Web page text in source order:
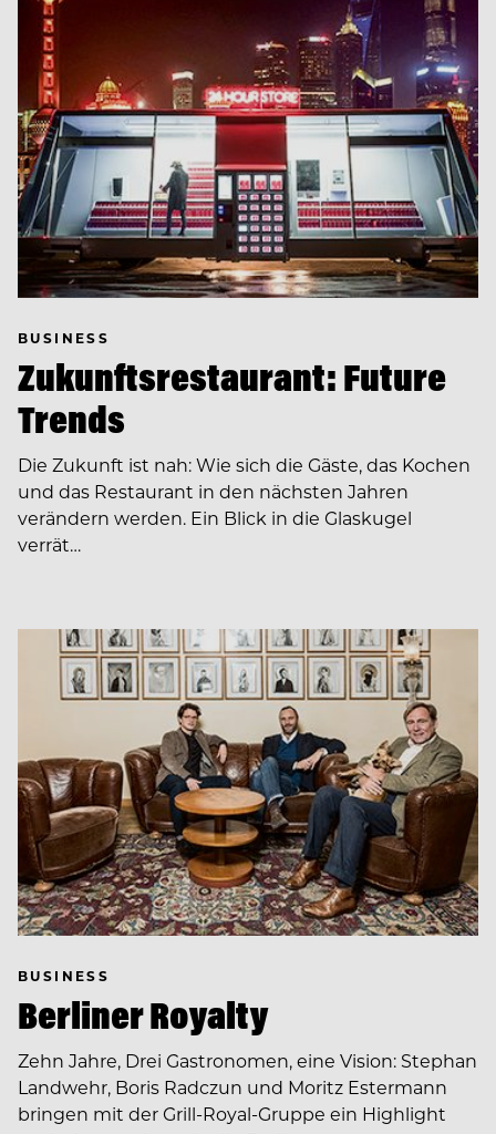
BUSINESS
Zukunftsrestaurant: Future
Trends
Die Zukunft ist nah: Wie sich die Gäste, das Kochen
und das Restaurant in den nächsten Jahren
verändern werden. Ein Blick in die Glaskugel
verrät…
BUSINESS
Berliner Royalty
Zehn Jahre, Drei Gastronomen, eine Vision: Stephan
Landwehr, Boris Radczun und Moritz Estermann
bringen mit der Grill-Royal-Gruppe ein Highlight